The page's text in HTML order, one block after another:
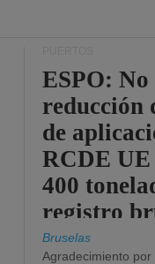
ESPO: No
reducción
de
RCDE UE
400
registro
Bruselas
Agradecimiento